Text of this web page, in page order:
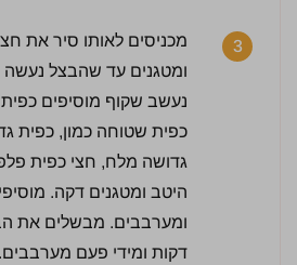
3
מכניסים לאותו סיר את
ומטגנים עד שהבצל
נעשב שקוף מוסיפים
כפית שטוחה כמון, כפית
גדושה מלח, חצי כפית
היטב ומטגנים דקה.
דקות ומידי פעם
לחץ כדי לדרג: